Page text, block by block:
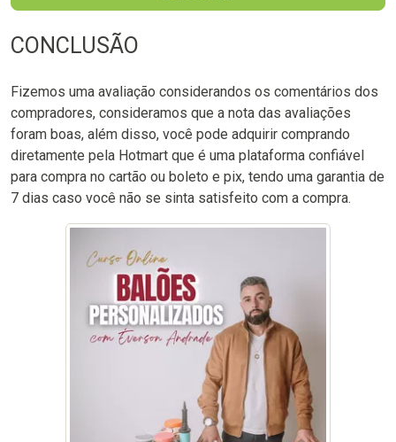
CONCLUSÃO
Fizemos uma avaliação considerandos os comentários dos
compradores, consideramos que a nota das avaliações
foram boas, além disso, você pode adquirir comprando
diretamente pela Hotmart que é uma plataforma confiável
para compra no cartão ou boleto e pix, tendo uma garantia de
7 dias caso você não se sinta satisfeito com a compra.